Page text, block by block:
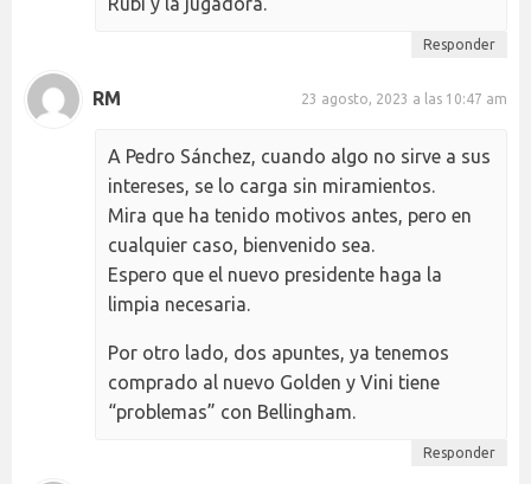
Responder
RM 23 agosto, 2023 a las 10:47 am
A Pedro Sánchez, cuando algo no sirve a sus
intereses, se lo carga sin miramientos.
Mira que ha tenido motivos antes, pero en
cualquier caso, bienvenido sea.
Espero que el nuevo presidente haga la
limpia necesaria.
Por otro lado, dos apuntes, ya tenemos
comprado al nuevo Golden y Vini tiene
“problemas” con Bellingham.
Responder